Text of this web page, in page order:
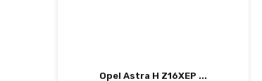
Opel Astra H Z16XEP ...